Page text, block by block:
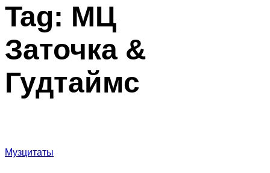
Tag: МЦ
Заточка &
Гудтаймс
Музцитаты